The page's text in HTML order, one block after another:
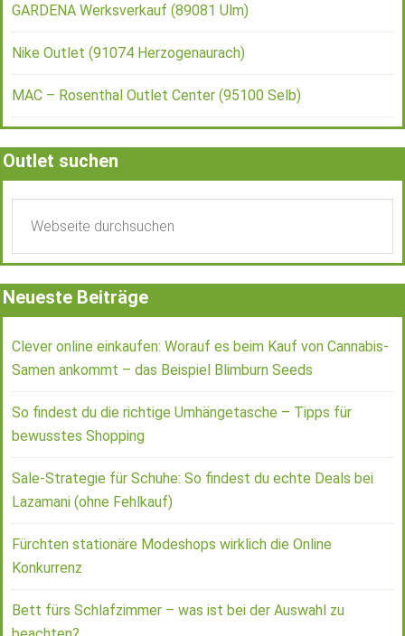
GARDENA Werksverkauf (89081 Ulm)
Nike Outlet (91074 Herzogenaurach)
MAC – Rosenthal Outlet Center (95100 Selb)
Outlet suchen
Neueste Beiträge
Clever online einkaufen: Worauf es beim Kauf von Cannabis-
Samen ankommt – das Beispiel Blimburn Seeds
So findest du die richtige Umhängetasche – Tipps für
bewusstes Shopping
Sale-Strategie für Schuhe: So findest du echte Deals bei
Lazamani (ohne Fehlkauf)
Fürchten stationäre Modeshops wirklich die Online
Konkurrenz
Bett fürs Schlafzimmer – was ist bei der Auswahl zu